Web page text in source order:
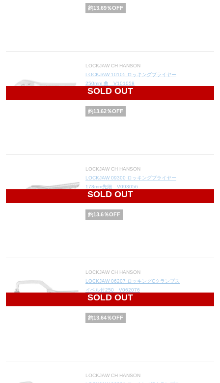
約13.69％OFF
SOLD OUT
LOCKJAW CH HANSON
LOCKJAW 10105 ロッキングプライヤー
250mm 曲 V101058
2,600
約13.62％OFF
SOLD OUT
LOCKJAW CH HANSON
LOCKJAW 09300 ロッキングプライヤー
178mm先細 V093056
2,350
約13.6％OFF
SOLD OUT
LOCKJAW CH HANSON
LOCKJAW 06207 ロッキングCクランプス
イベル付250 V062076
2,850
約13.64％OFF
LOCKJAW CH HANSON